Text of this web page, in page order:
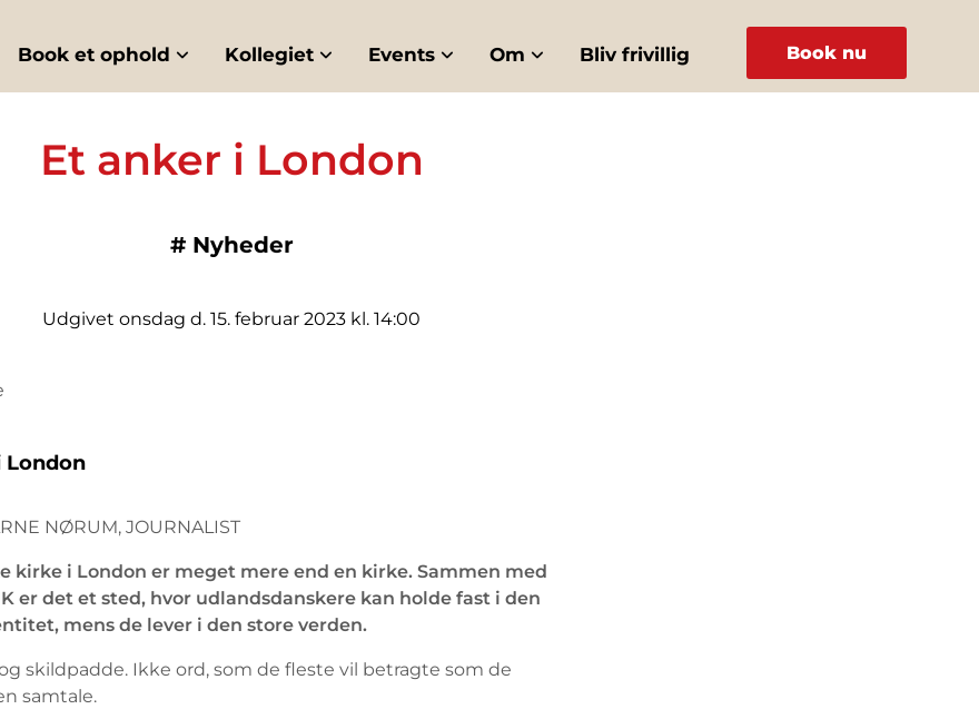
Book et ophold Kollegiet Events Om Bliv frivillig Book nu
Et anker i London
# Nyheder
Udgivet onsdag d. 15. februar 2023 kl. 14:00
London
NØRUM, JOURNALIST
kirke i London er meget mere end en kirke. Sammen med
er det et sted, hvor udlandsdanskere kan holde fast i den
mens de lever i den store verden.
skildpadde. Ikke ord, som de fleste vil betragte som de
samtale.